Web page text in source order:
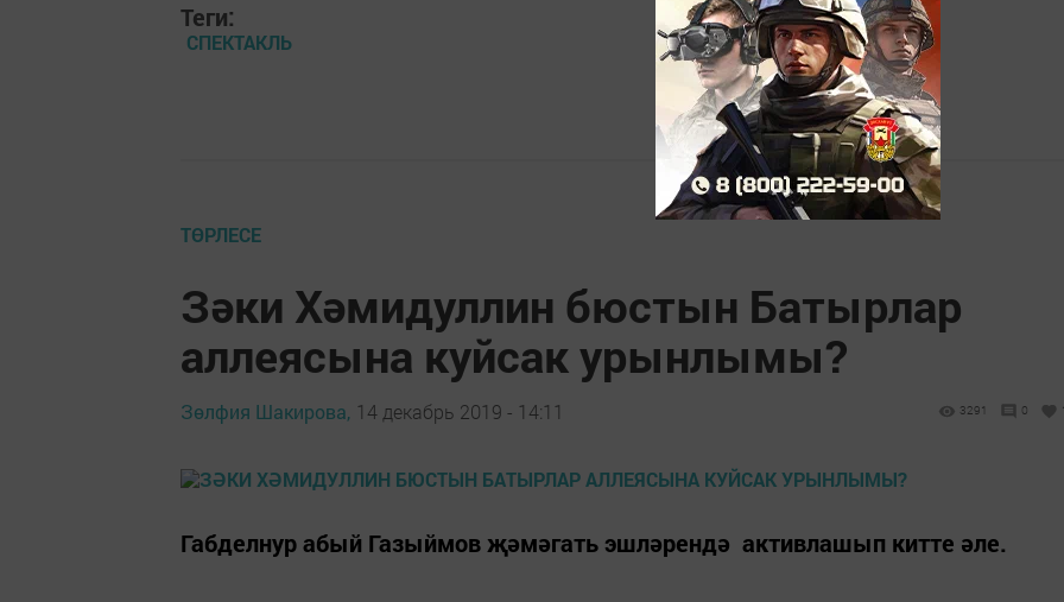
Теги:
СПЕКТАКЛЬ
ТӨРЛЕСЕ
Зәки Хәмидуллин бюстын Батырлар
аллеясына куйсак урынлымы?
Зөлфия Шакирова, 14 декабрь 2019 - 14:11 3291 0
Габделнур абый Газыймов җәмәгать эшләрендә активлашып китте әле.